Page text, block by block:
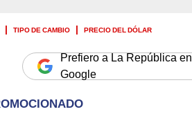
TIPO DE CAMBIO PRECIO DEL DÓLAR
Prefiero a La República en
Google